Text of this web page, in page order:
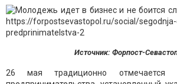
Источник: Форпост-
26 мая традиционно отмечается